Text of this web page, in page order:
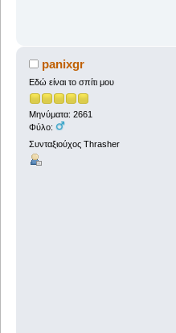
panixgr
Εδώ είναι το σπίτι μου
Μηνύματα: 2661
Φύλο:
Συνταξιούχος Thrasher